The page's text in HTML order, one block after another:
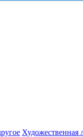
Художественная